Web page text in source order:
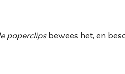
paperclipsbewees het, en